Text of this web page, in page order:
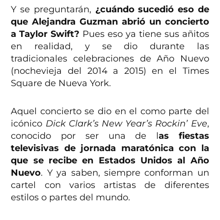
Y se preguntarán, ¿cuándo sucedió eso de
que Alejandra Guzman abrió un concierto
a Taylor Swift? Pues eso ya tiene sus añitos
en realidad, y se dio durante las
tradicionales celebraciones de Año Nuevo
(nochevieja del 2014 a 2015) en el Times
Square de Nueva York.
Aquel concierto se dio en el como parte del
icónico Dick Clark’s New Year’s Rockin’ Eve,
conocido por ser una de las fiestas
televisivas de jornada maratónica con la
que se recibe en Estados Unidos al Año
Nuevo. Y ya saben, siempre conforman un
cartel con varios artistas de diferentes
estilos o partes del mundo.